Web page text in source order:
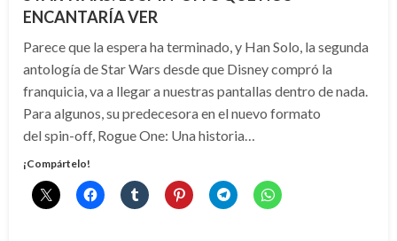
ENCANTARÍA VER
Parece que la espera ha terminado, y Han Solo, la segunda
antología de Star Wars desde que Disney compró la
franquicia, va a llegar a nuestras pantallas dentro de nada.
Para algunos, su predecesora en el nuevo formato
del spin-off, Rogue One: Una historia…
¡Compártelo!